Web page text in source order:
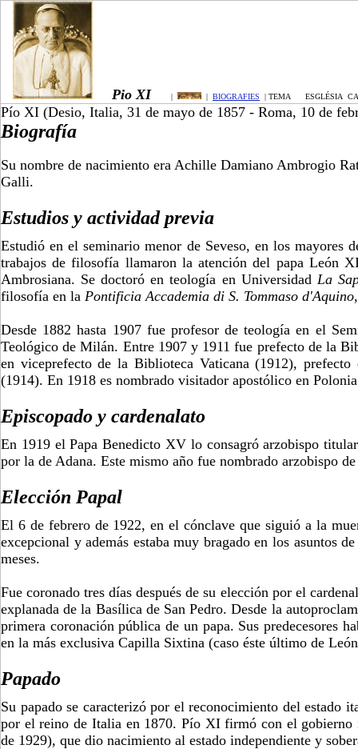
Pio XI | | BIOGRAFIES | TEMA ESGLÉSIA
Pío XI (Desio, Italia, 31 de mayo de 1857 - Roma, 10 de
Biografía
Su nombre de nacimiento era Achille Damiano Ambrogio
Galli.
Estudios y actividad previa
Estudió en el seminario menor de Seveso, en los mayores
trabajos de filosofía llamaron la atención del papa León
Ambrosiana. Se doctoró en teología en Universidad La
filosofía en la Pontificia Accademia di S. Tommaso d'Aquino
Desde 1882 hasta 1907 fue profesor de teología en el
Teológico de Milán. Entre 1907 y 1911 fue prefecto de la
en viceprefecto de la Biblioteca Vaticana (1912),
(1914). En 1918 es nombrado visitador apostólico en
Episcopado y cardenalato
En 1919 el Papa Benedicto XV lo consagró arzobispo
por la de Adana. Este mismo año fue nombrado arzobispo
Elección Papal
El 6 de febrero de 1922, en el cónclave que siguió a la
excepcional y además estaba muy bragado en los asuntos
meses.
Fue coronado tres días después de su elección por el
explanada de la Basílica de San Pedro. Desde la
primera coronación pública de un papa. Sus predecesores
en la más exclusiva Capilla Sixtina (caso éste último de
Papado
Su papado se caracterizó por el reconocimiento del estado
por el reino de Italia en 1870. Pío XI firmó con el
de 1929), que dio nacimiento al estado independiente y